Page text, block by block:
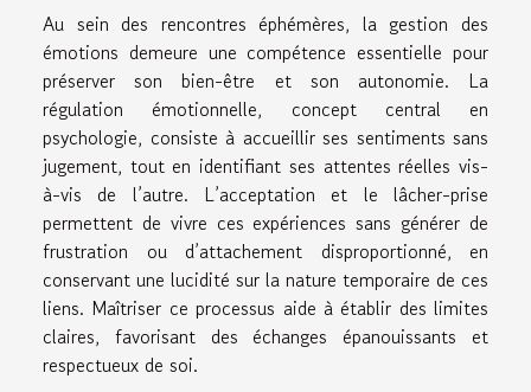
Au sein des rencontres éphémères, la gestion des
émotions demeure une compétence essentielle pour
préserver son bien-être et son autonomie. La
régulation émotionnelle, concept central en
psychologie, consiste à accueillir ses sentiments sans
jugement, tout en identifiant ses attentes réelles vis-
à-vis de l’autre. L’acceptation et le lâcher-prise
permettent de vivre ces expériences sans générer de
frustration ou d’attachement disproportionné, en
conservant une lucidité sur la nature temporaire de ces
liens. Maîtriser ce processus aide à établir des limites
claires, favorisant des échanges épanouissants et
respectueux de soi.